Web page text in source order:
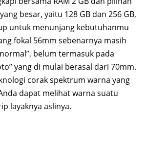
besar, yaitu 128 GB dan 256 GB,
untuk menunjang kebutuhanmu
fokal 56mm sebenarnya masih
belum termasuk pada
yang di mulai berasal dari 70mm.
corak spektrum warna yang
dapat melihat warna suatu
layaknya aslinya.